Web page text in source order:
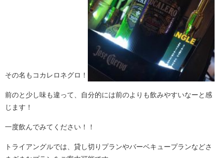
その名もコカレロネグロ！
前のと少し味も違って、自分的には前のよりも飲みやすいなーと感
じます！
一度飲んでみてください！！
トライアングルでは、貸し切りプランやバーベキュープランなどさ